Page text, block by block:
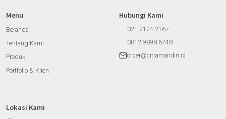
Menu
Beranda
Tentang Kami
Produk
Portfolio & Klien
Hubungi Kami
021 2124 2167
0812 9898 6748
order@citramandiri.id
Lokasi Kami